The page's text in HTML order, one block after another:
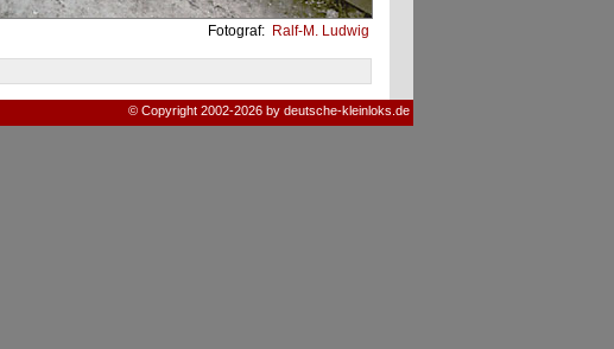
Fotograf: Ralf-M. Ludwig
© Copyright 2002-2026 by deutsche-kleinloks.de